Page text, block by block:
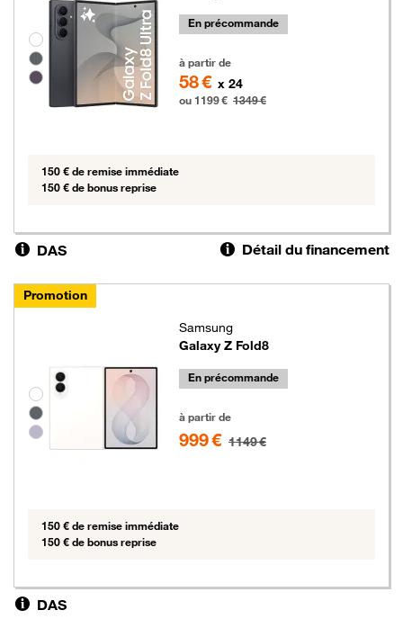
Groupe de couleurs disponibles non sélectionnables
En précommande
à partir de
58 € x 24
ou 1199 € 1349 €
150 € de remise immédiate
150 € de bonus reprise
DAS Détail du financement
Promotion
Groupe de couleurs disponibles non sélectionnables
Samsung
Galaxy Z Fold8
En précommande
à partir de
999 € 1149 €
150 € de remise immédiate
150 € de bonus reprise
DAS